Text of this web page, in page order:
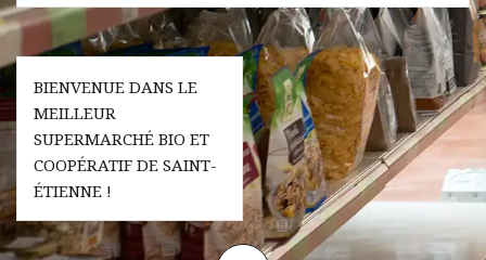
Navigation
de
l’article
BIENVENUE DANS LE
MEILLEUR
SUPERMARCHÉ BIO ET
COOPÉRATIF DE SAINT-
ÉTIENNE !